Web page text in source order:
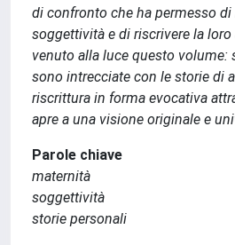
di confronto che ha permesso
soggettività e di riscrivere la
venuto alla luce questo volume:
sono intrecciate con le storie di
riscrittura in forma evocativa
apre a una visione originale e
Parole chiave
maternità
soggettività
storie personali